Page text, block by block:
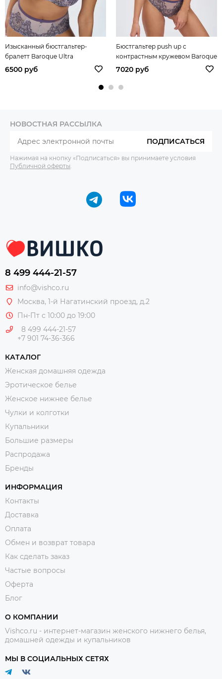
Изысканный бюстгальтер-
бралетт Baroque Ultra
6500 руб
Бюстгальтер push up с
контрастным кружевом Baroque
Ultra
7020 руб
НОВОСТНАЯ РАССЫЛКА
ПОДПИСАТЬСЯ
Нажимая на кнопку «Подписаться» вы принимаете условия
Публичной оферты
8 499 444-21-57
info@vishco.ru
Москва, 1-й Нагатинский проезд, д.2
Пн-Пт с 10:00 до 19:00
8 499 444-21-57
+7 901 74-36-366
КАТАЛОГ
Женская домашняя одежда
Эротическое белье
Женское нижнее белье
Чулки и колготки
Купальники
Большие размеры
Распродажа
Бренды
ИНФОРМАЦИЯ
Контакты
Доставка
Оплата
Обмен и возврат товара
Как сделать заказ
Частые вопросы
Оферта
Блог
О КОМПАНИИ
Vishco.ru - интернет-магазин женского нижнего белья,
домашней одежды и купальников
МЫ В СОЦИАЛЬНЫХ СЕТЯХ